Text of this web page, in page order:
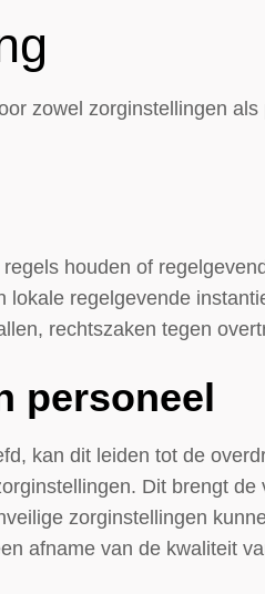
zowel zorginstellingen
houden of
regelgevende
rechtszaken tegen
personeel
kan dit leiden tot de
Dit brengt de
zorginstellingen
afname van de kwaliteit